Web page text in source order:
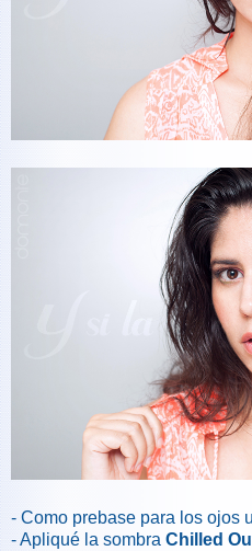
- Como prebase para los ojos
- Apliqué la sombra Chilled